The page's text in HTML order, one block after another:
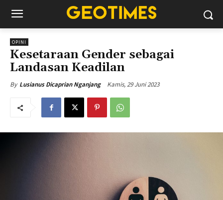
OPINI
Kesetaraan Gender sebagai
Landasan Keadilan
By Lusianus Dicaprian Nganjang Kamis, 29 Juni 2023